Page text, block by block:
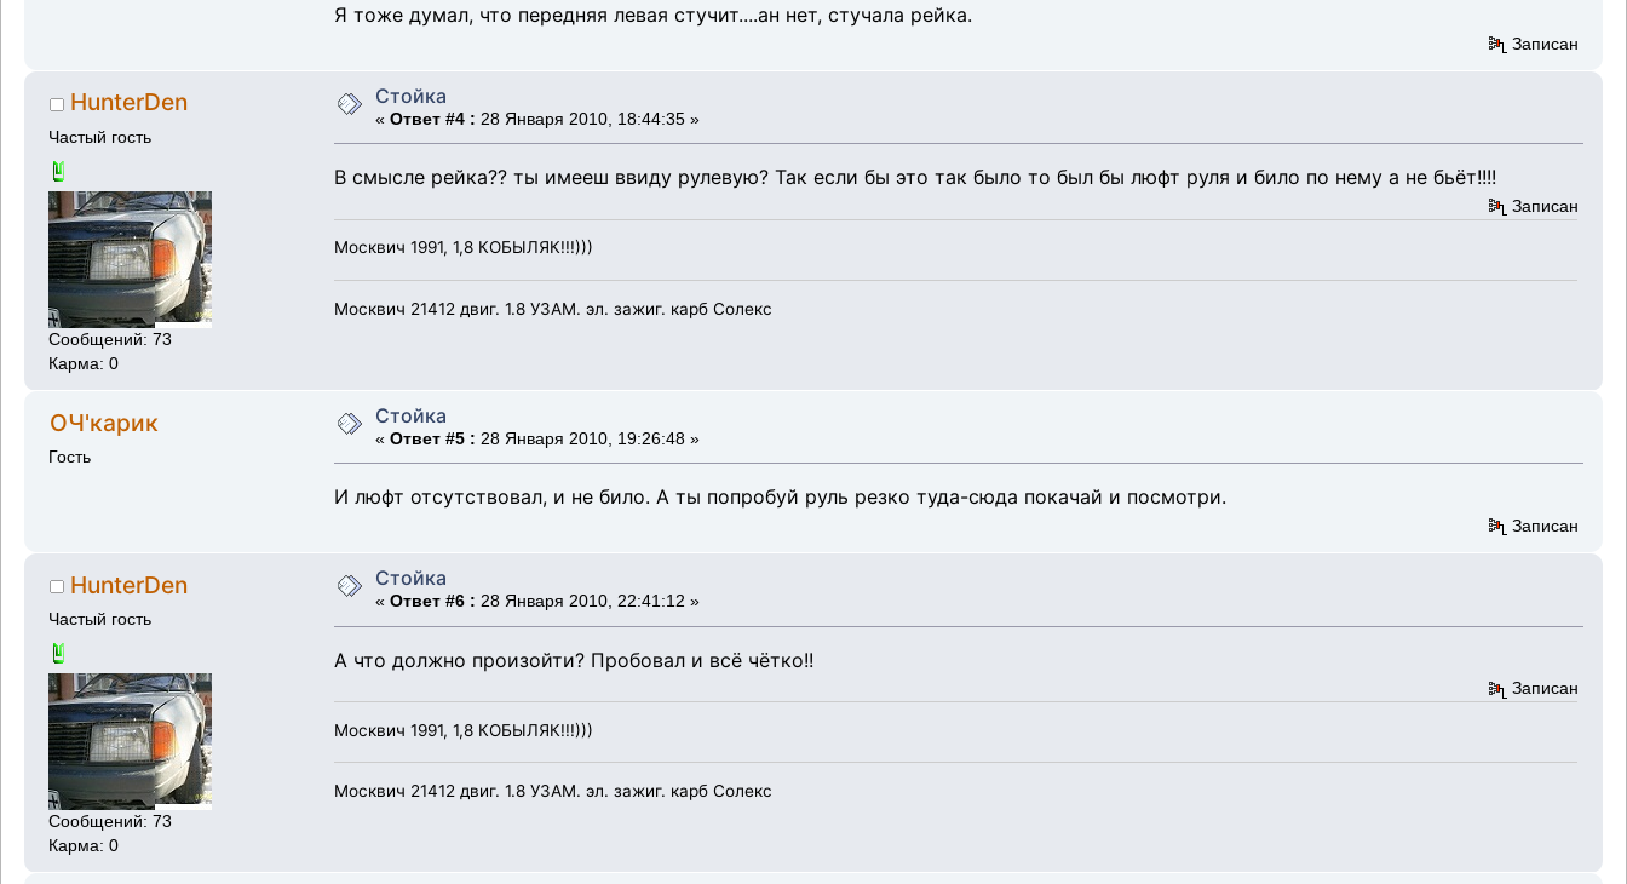
Я тоже думал, что передняя левая стучит....ан нет, стучала рейка.
Записан
HunterDen
Частый гость
Сообщений: 73
Карма: 0
Стойка
« Ответ #4 : 28 Января 2010, 18:44:35 »
В смысле рейка?? ты имееш ввиду рулевую? Так если бы это так было то был бы люфт руля и било по нему а не бьёт!!!!
Записан
Москвич 1991, 1,8 КОБЫЛЯК!!!)))
Москвич 21412 двиг. 1.8 УЗАМ. эл. зажиг. карб Солекс
ОЧ'карик
Гость
Стойка
« Ответ #5 : 28 Января 2010, 19:26:48 »
И люфт отсутствовал, и не било. А ты попробуй руль резко туда-сюда покачай и посмотри.
Записан
HunterDen
Частый гость
Сообщений: 73
Карма: 0
Стойка
« Ответ #6 : 28 Января 2010, 22:41:12 »
А что должно произойти? Пробовал и всё чётко!!
Записан
Москвич 1991, 1,8 КОБЫЛЯК!!!)))
Москвич 21412 двиг. 1.8 УЗАМ. эл. зажиг. карб Солекс